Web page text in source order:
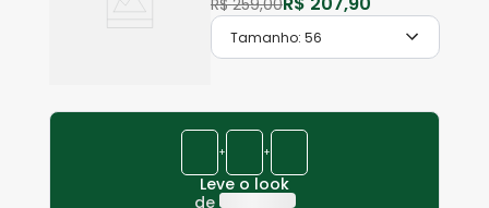
R$ 259,00
Tamanho: 56
+ +
Leve o look
de